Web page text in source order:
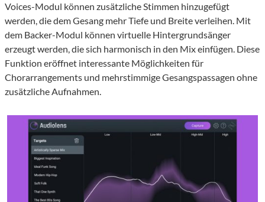
Voices-Modul können zusätzliche Stimmen hinzugefügt
werden, die dem Gesang mehr Tiefe und Breite verleihen. Mit
dem Backer-Modul können virtuelle Hintergrundsänger
erzeugt werden, die sich harmonisch in den Mix einfügen. Diese
Funktion eröffnet interessante Möglichkeiten für
Chorarrangements und mehrstimmige Gesangspassagen ohne
zusätzliche Aufnahmen.